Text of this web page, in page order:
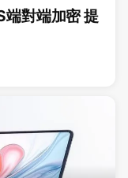
對端加密 提